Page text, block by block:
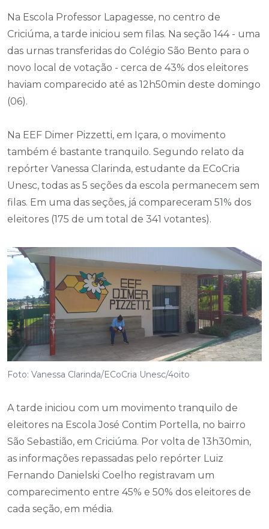
Na Escola Professor Lapagesse, no centro de
Criciúma, a tarde iniciou sem filas. Na seção 144 - uma
das urnas transferidas do Colégio São Bento para o
novo local de votação - cerca de 43% dos eleitores
haviam comparecido até as 12h50min deste domingo
(06).
Na EEF Dimer Pizzetti, em Içara, o movimento
também é bastante tranquilo. Segundo relato da
repórter Vanessa Clarinda, estudante da ECoCria
Unesc, todas as 5 seções da escola permanecem sem
filas. Em uma das seções, já compareceram 51% dos
eleitores (175 de um total de 341 votantes).
Foto: Vanessa Clarinda/ECoCria Unesc/4oito
A tarde iniciou com um movimento tranquilo de
eleitores na Escola José Contim Portella, no bairro
São Sebastião, em Criciúma. Por volta de 13h30min,
as informações repassadas pelo repórter Luiz
Fernando Danielski Coelho registravam um
comparecimento entre 45% e 50% dos eleitores de
cada seção, em média.